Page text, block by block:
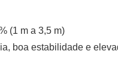
(1 m a 3,5 m)
boa estabilidade e